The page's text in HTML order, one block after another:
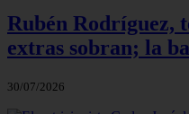
Rubén Rodríguez,
extras sobran; la
30/07/2026